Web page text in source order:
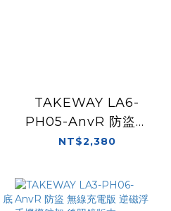
TAKEWAY LA6-
PH05-AnvR 防盜版
三角台 手機架 底座 完
浮
NT$2,380